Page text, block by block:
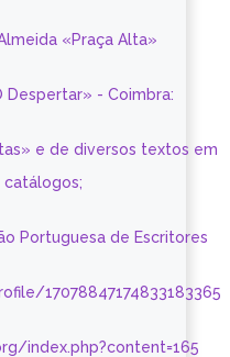
«Praça Alta»
Despertar» - Coimbra:
e de diversos textos em
catálogos;
Portuguesa de Escritores
17078847174833183365
index.php?content=165